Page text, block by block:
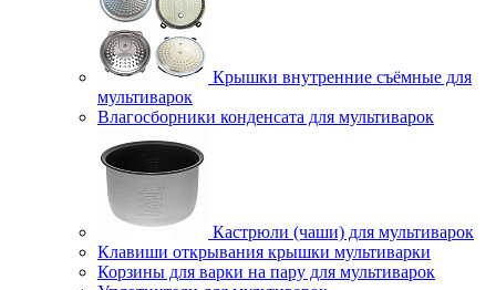
Крышки внутренние съёмные для
мультиварок
Влагосборники конденсата для мультиварок
Кастрюли (чаши) для мультиварок
Клавиши открывания крышки мультиварки
Корзины для варки на пару для мультиварок